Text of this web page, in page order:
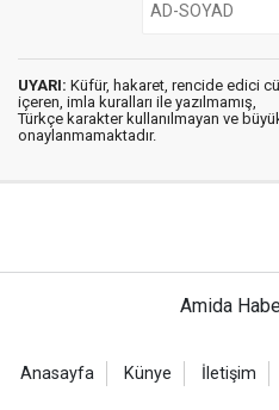
UYARI: Küfür, hakaret, rencide edici
içeren, imla kuralları ile yazılmamış,
Türkçe karakter kullanılmayan ve
onaylanmamaktadır.
Amida
Anasayfa Künye İletişim